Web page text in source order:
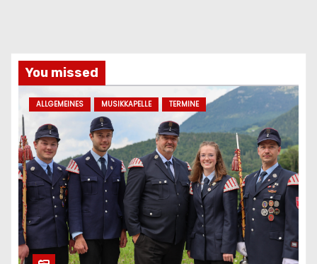
You missed
ALLGEMEINES MUSIKKAPELLE TERMINE